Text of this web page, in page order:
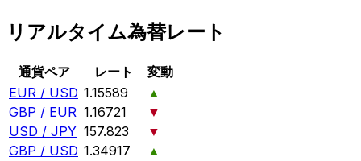
リアルタイム為替レート
通貨ペア レート
変動
EUR / USD 1.15589
▲
GBP / EUR 1.16721
▼
USD / JPY 157.823
▼
GBP / USD 1.34917
▲